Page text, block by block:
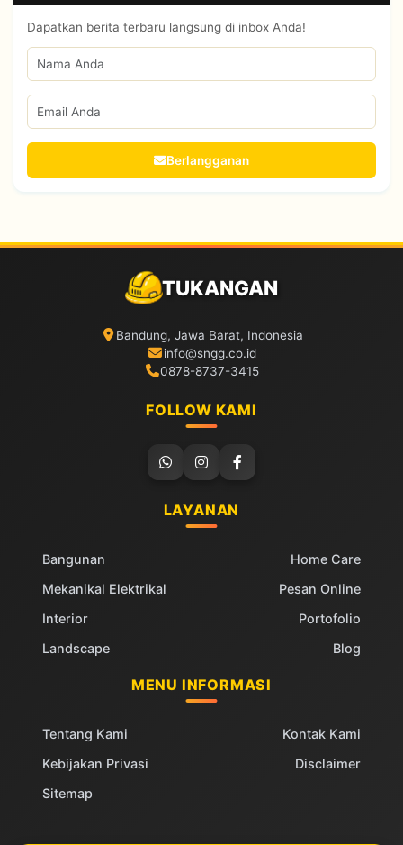
Dapatkan berita terbaru langsung di inbox Anda!
Berlangganan
TUKANGAN
Bandung, Jawa Barat, Indonesia
info@sngg.co.id
0878-8737-3415
FOLLOW KAMI
LAYANAN
Bangunan
Mekanikal Elektrikal
Interior
Landscape
Home Care
Pesan Online
Portofolio
Blog
MENU INFORMASI
Tentang Kami
Kebijakan Privasi
Sitemap
Kontak Kami
Disclaimer